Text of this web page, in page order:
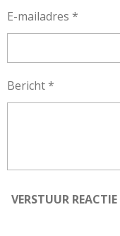
E-mailadres *
Bericht *
VERSTUUR REACTIE